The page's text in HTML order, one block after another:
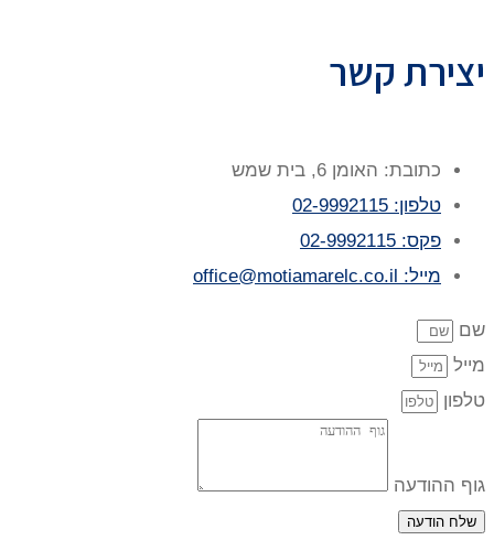
יצירת קשר
כתובת: האומן 6, בית שמש
טלפון: 02-9992115
פקס: 02-9992115
מייל: office@motiamarelc.co.il
שם
מייל
טלפון
גוף ההודעה
שלח הודעה